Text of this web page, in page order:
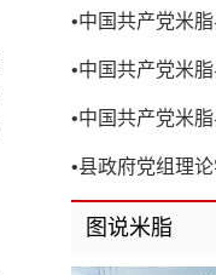
•中国共产党米
•中国共产党米
•中国共产党米
•县政府党组理
第8次党组（扩
图说米脂